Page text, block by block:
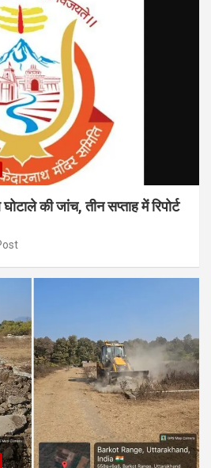
की जांच, तीन सप्ताह में रिपोर्ट